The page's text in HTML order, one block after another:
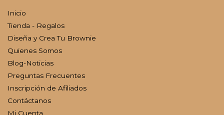
Inicio
Tienda - Regalos
Diseña y Crea Tu Brownie
Quienes Somos
Blog-Noticias
Preguntas Frecuentes
Inscripción de Afiliados
Contáctanos
Mi Cuenta